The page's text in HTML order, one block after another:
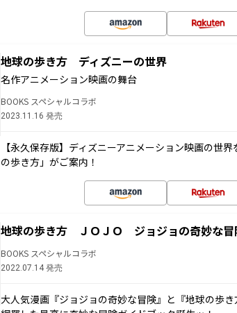
地球の歩き方 ディズニーの世界
名作アニメーション映画の舞台
BOOKS スペシャルコラボ
2023.11.16 発売
【永久保存版】ディズニーアニメーション映画の世
の歩き方」がご案内！
地球の歩き方 ＪＯＪＯ ジョジョの奇妙な冒
BOOKS スペシャルコラボ
2022.07.14 発売
大人気漫画『ジョジョの奇妙な冒険』と『地球の歩